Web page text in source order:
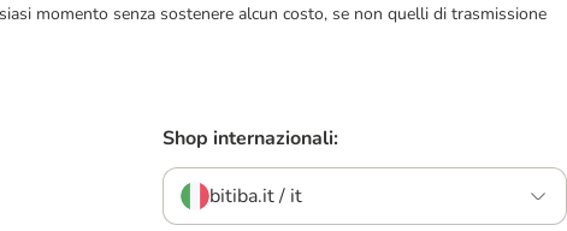
momento senza sostenere alcun costo, se non quelli di trasmissione
Shop internazionali:
bitiba.it / it